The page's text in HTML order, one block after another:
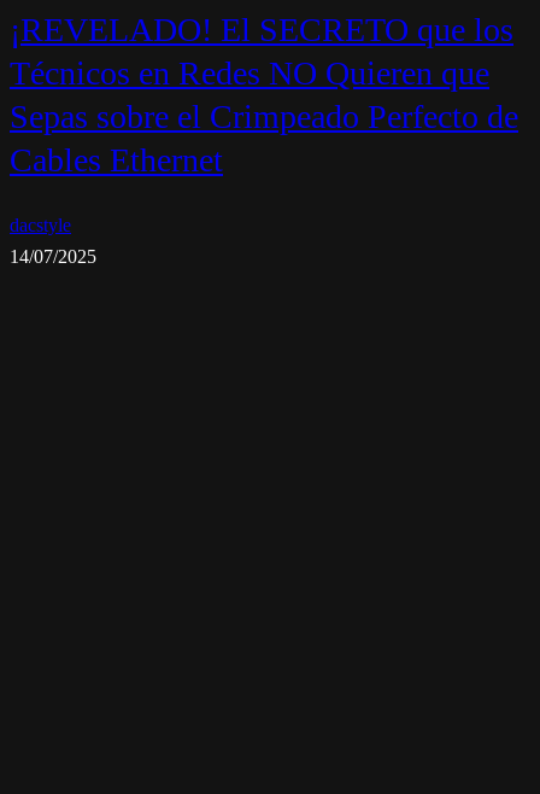
¡REVELADO! El SECRETO que los
Técnicos en Redes NO Quieren que
Sepas sobre el Crimpeado Perfecto de
Cables Ethernet
dacstyle
14/07/2025